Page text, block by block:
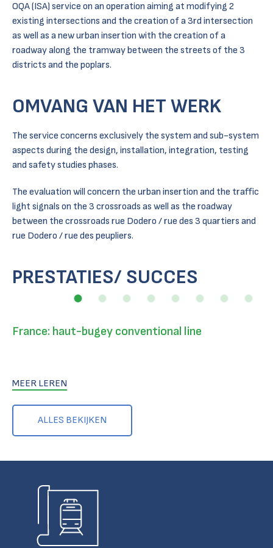
OQA (ISA) service on an operation aiming at modifying 2
existing intersections and the creation of a 3rd intersection
as well as a new urban insertion with the creation of a
roadway along the tramway between the streets of the 3
districts and the poplars.
OMVANG VAN HET WERK
The service concerns exclusively the system and sub-system
aspects during the design, installation, integration, testing
and safety studies phases.
The evaluation will concern the urban insertion and the traffic
light signals on the 3 crossroads as well as the roadway
between the crossroads rue Dodero / rue des 3 quartiers and
rue Dodero / rue des peupliers.
PRESTATIES/ SUCCES
ALLES BEKIJKEN
France: haut-bugey conventional line
MEER LEREN